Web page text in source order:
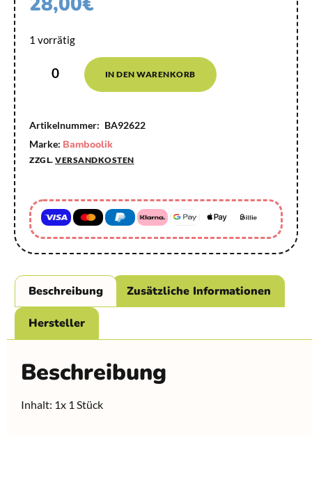
1 vorrätig
IN DEN WARENKORB
Artikelnummer: BA92622
Marke: Bamboolik
ZZGL. VERSANDKOSTEN
Beschreibung Zusätzliche Informationen
Hersteller
Beschreibung
Inhalt: 1x 1 Stück